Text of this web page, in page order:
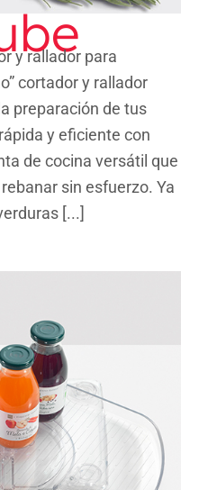
y rallador para
cortador y rallador
preparación de tus
y eficiente con
de cocina versátil que
sin esfuerzo. Ya
[...]